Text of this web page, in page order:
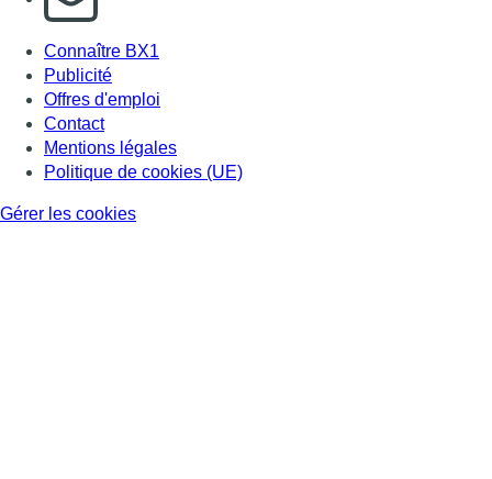
Connaître BX1
Publicité
Offres d'emploi
Contact
Mentions légales
Politique de cookies (UE)
Gérer les cookies